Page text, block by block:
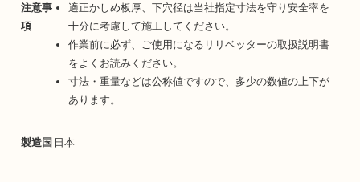
注意事
項
適正かしめ板厚、下穴径は当社指定寸法を守り安全率を
十分に考慮して施工してください。
作業前に必ず、ご使用になるリリベッターの取扱説明書
をよくお読みください。
寸法・重量などは公称値ですので、多少の数値の上下が
あります。
製造国 日本